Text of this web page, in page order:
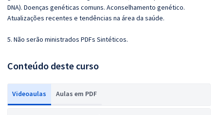
DNA). Doenças genéticas comuns. Aconselhamento genético.
Atualizações recentes e tendências na área da saúde.
5. Não serão ministrados PDFs Sintéticos.
Conteúdo deste curso
Videoaulas Aulas em PDF